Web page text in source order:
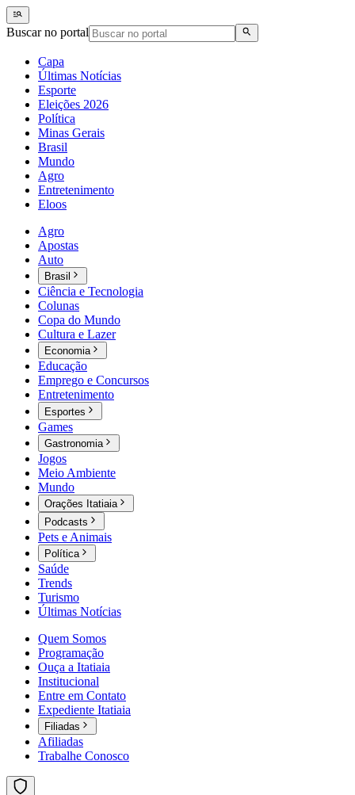
Buscar no portal
Capa
Últimas Notícias
Esporte
Eleições 2026
Política
Minas Gerais
Brasil
Mundo
Agro
Entretenimento
Eloos
Agro
Apostas
Auto
Brasil
Ciência e Tecnologia
Colunas
Copa do Mundo
Cultura e Lazer
Economia
Educação
Emprego e Concursos
Entretenimento
Esportes
Games
Gastronomia
Jogos
Meio Ambiente
Mundo
Orações Itatiaia
Podcasts
Pets e Animais
Política
Saúde
Trends
Turismo
Últimas Notícias
Quem Somos
Programação
Ouça a Itatiaia
Institucional
Entre em Contato
Expediente Itatiaia
Filiadas
Afiliadas
Trabalhe Conosco